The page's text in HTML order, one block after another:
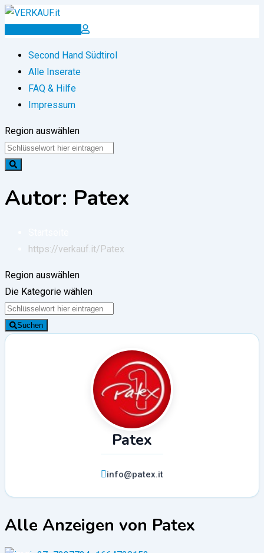
Zum
Inserat erstellen
Second Hand Südtirol
Alle Inserate
FAQ & Hilfe
Impressum
Region auswählen
Autor: Patex
https://verkauf.it/ Patex
Region auswählen
Die Kategorie wählen
Suchen
Patex
info@patex.it
Alle Anzeigen von Patex